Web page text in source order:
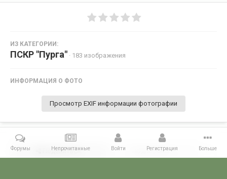
ИЗ КАТЕГОРИИ:
ПСКР "Пурга" · 183 изображения
ИНФОРМАЦИЯ О ФОТО
Просмотр EXIF информации фотографии
Поделиться Подписчики 0
Форумы Непрочитанные Войти Регистрация Больше